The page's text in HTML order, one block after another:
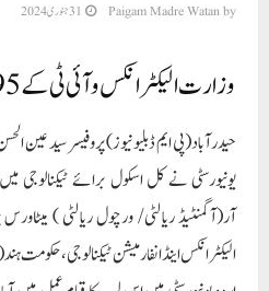
by
Paigam Madre Watan 31 جنوری 2024
وزارت الیکٹرانکس و آئی ٹی کے 95 کروڑ مالیتی پراجیکٹ کا آغاز
حیدرآباد(پی ایم ڈبلیو نیوز) پروفیسر سید عین
یونیورسٹی نے کل اسکول برائے
آر(آگمنٹیڈ ریالٹی/ ورچول ریالٹی )
الیکٹرانکس اینڈ انفارمیشن ٹیکنالوجی، حکومت